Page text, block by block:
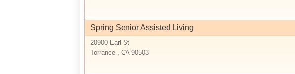
Spring Senior Assisted Living
20900 Earl St
Torrance , CA 90503